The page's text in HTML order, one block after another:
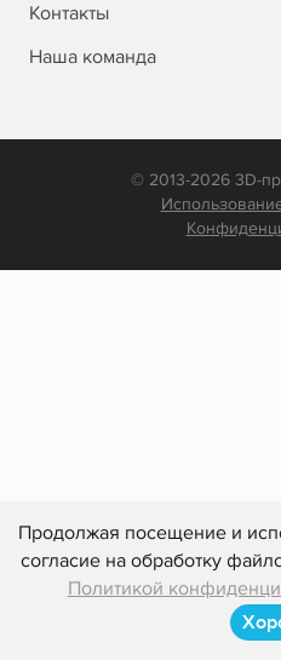
Продолжая посещение и
согласие на обработку
Политикой
Контакты
Наша команда
© 2013-2026 3D-